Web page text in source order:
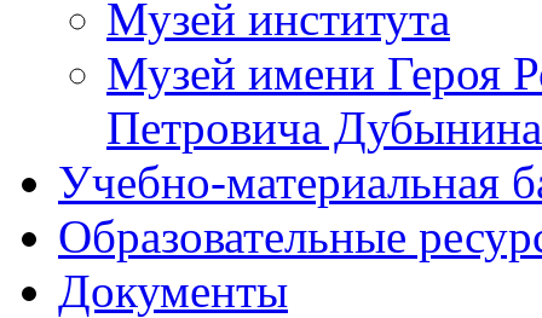
Музей института
Музей имени Героя
Петровича Дубынина
Учебно-материальная
Образовательные
Документы